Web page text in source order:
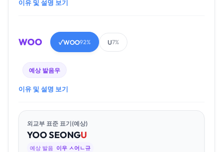
이유 및 설명 보기
WOO ✓WOO92% U7%
예상 발음우
이유 및 설명 보기
외교부 표준 표기(예상)
YOOSEONGU
예상 발음 이우 ㅅ어ㄴ규